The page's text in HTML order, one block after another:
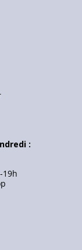
:
19h